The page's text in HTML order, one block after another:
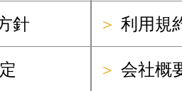
針 ＞ 利用規
＞ 会社概